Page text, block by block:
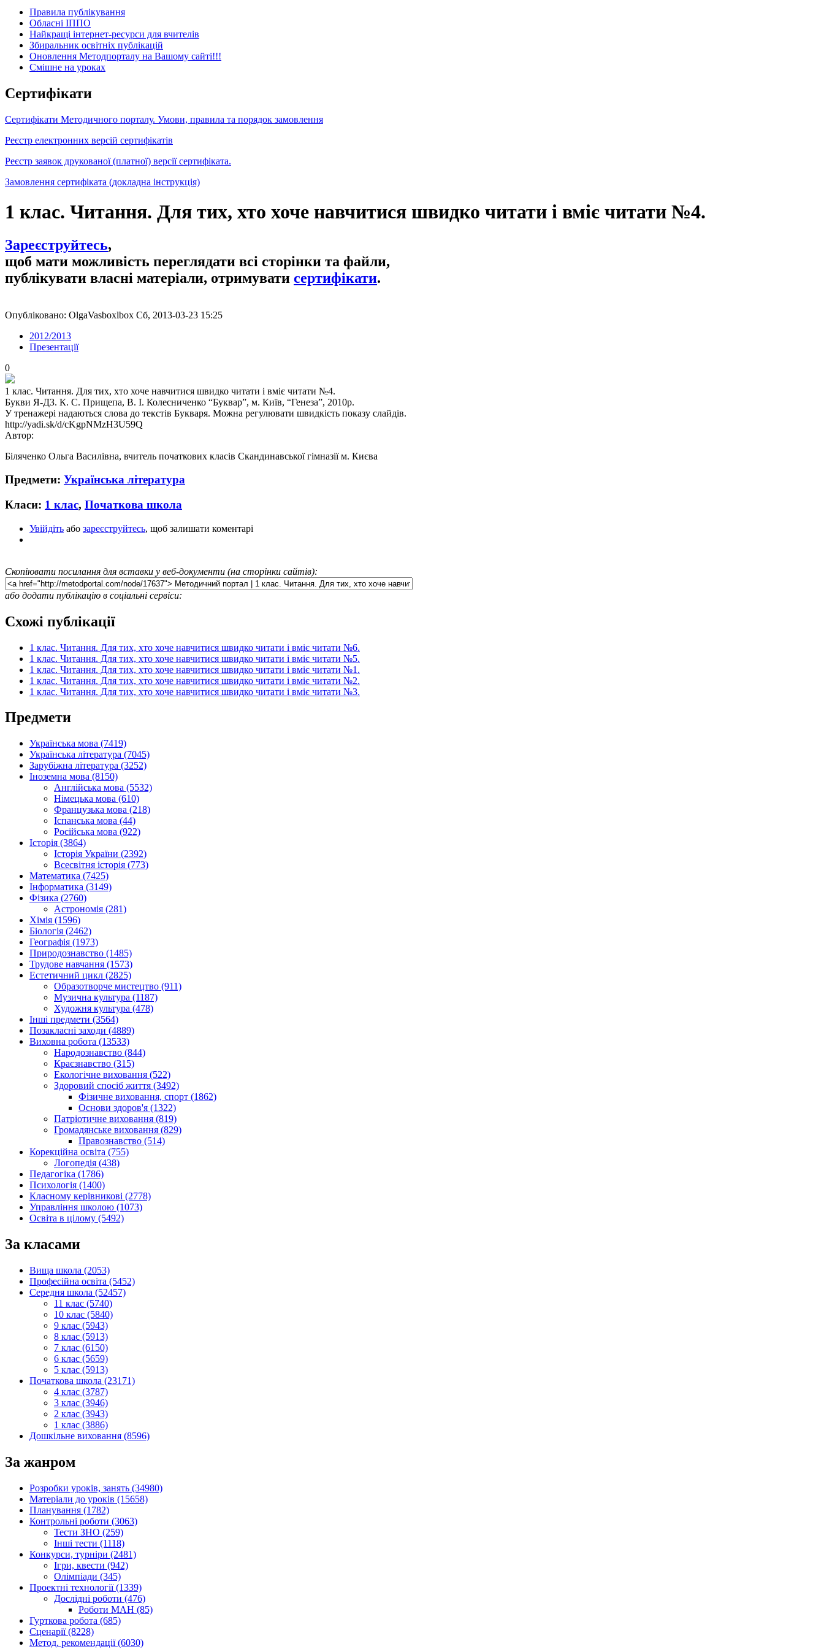
Правила публікування
Обласні ІППО
Найкращі інтернет-ресурси для вчителів
Збиральник освітніх публікацій
Оновлення Методпорталу на Вашому сайті!!!
Cмішне на уроках
Сертифікати
Сертифікати Методичного порталу. Умови, правила та порядок замовлення
Реєстр електронних версій сертифікатів
Реєстр заявок друкованої (платної) версії сертифіката.
Замовлення сертифіката (докладна інструкція)
1 клас. Читання. Для тих, хто хоче навчитися швидко читати і вміє читати №4.
Зареєструйтесь,
щоб мати можливість переглядати всі сторінки та файли,
публікувати власні матеріали, отримувати сертифікати.
Опубліковано: OlgaVasboxlbox Сб, 2013-03-23 15:25
2012/2013
Презентації
0
1 клас. Читання. Для тих, хто хоче навчитися швидко читати і вміє читати №4.
Букви Я-ДЗ. К. С. Прищепа, В. І. Колесниченко “Буквар”, м. Київ, “Генеза”, 2010р.
У тренажері надаються слова до текстів Букваря. Можна регулювати швидкість показу слайдів.
http://yadi.sk/d/cKgpNMzH3U59Q
Автор:
Біляченко Ольга Василівна, вчитель початкових класів Скандинавської гімназії м. Києва
Предмети: Українська література
Класи: 1 клас, Початкова школа
Увійдіть або зареєструйтесь, щоб залишати коментарі
Скопіювати посилання для вставки у веб-документи (на сторінки сайтів):
або додати публікацію в соціальні сервіси:
Схожі публікації
1 клас. Читання. Для тих, хто хоче навчитися швидко читати і вміє читати №6.
1 клас. Читання. Для тих, хто хоче навчитися швидко читати і вміє читати №5.
1 клас. Читання. Для тих, хто хоче навчитися швидко читати і вміє читати №1.
1 клас. Читання. Для тих, хто хоче навчитися швидко читати і вміє читати №2.
1 клас. Читання. Для тих, хто хоче навчитися швидко читати і вміє читати №3.
Предмети
Українська мова (7419)
Українська література (7045)
Зарубіжна література (3252)
Іноземна мова (8150)
Англійська мова (5532)
Німецька мова (610)
Французька мова (218)
Іспанська мова (44)
Російська мова (922)
Історія (3864)
Історія України (2392)
Всесвітня історія (773)
Математика (7425)
Інформатика (3149)
Фізика (2760)
Астрономія (281)
Хімія (1596)
Біологія (2462)
Географія (1973)
Природознавство (1485)
Трудове навчання (1573)
Естетичний цикл (2825)
Образотворче мистецтво (911)
Музична культура (1187)
Художня культура (478)
Інші предмети (3564)
Позакласні заходи (4889)
Виховна робота (13533)
Народознавство (844)
Краєзнавство (315)
Екологічне виховання (522)
Здоровий спосіб життя (3492)
Фізичне виховання, спорт (1862)
Основи здоров'я (1322)
Патріотичне виховання (819)
Громадянське виховання (829)
Правознавство (514)
Корекційна освіта (755)
Логопедія (438)
Педагогіка (1786)
Психологія (1400)
Класному керівникові (2778)
Управління школою (1073)
Освіта в цілому (5492)
За класами
Вища школа (2053)
Професійна освіта (5452)
Середня школа (52457)
11 клас (5740)
10 клас (5840)
9 клас (5943)
8 клас (5913)
7 клас (6150)
6 клас (5659)
5 клас (5913)
Початкова школа (23171)
4 клас (3787)
3 клас (3946)
2 клас (3943)
1 клас (3886)
Дошкільне виховання (8596)
За жанром
Розробки уроків, занять (34980)
Матеріали до уроків (15658)
Планування (1782)
Контрольні роботи (3063)
Тести ЗНО (259)
Інші тести (1118)
Конкурси, турніри (2481)
Ігри, квести (942)
Олімпіади (345)
Проектні технології (1339)
Дослідні роботи (476)
Роботи МАН (85)
Гурткова робота (685)
Сценарії (8228)
Метод. рекомендації (6030)